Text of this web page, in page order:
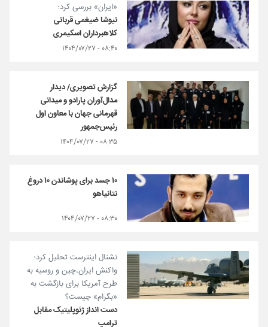
«ایران» بررسی کرد؛
نیوشا ضیغمی قربانی
کلاهبرداران اسکیمری
۰۸:۴۰ - ۱۴۰۴/۰۷/۲۷
گزارش تصویری/ دیدار
مدال‌آوران پارادو و میدانی
قهرمانی جهان با معاون اول
رئیس‌جمهور
۰۸:۳۵ - ۱۴۰۴/۰۷/۲۷
۱۰ جسد برای پوشاندن ۱۰ دروغ
نتانیاهو
۰۸:۳۰ - ۱۴۰۴/۰۷/۲۷
نشنال اینترست تحلیل کرد؛
واکنش ایران،چین و روسیه به
طرح آمریکا برای بازگشت به
«بگرام» چیست؟
دست انداز ژئوپلیتیک مقابل
ترامپ